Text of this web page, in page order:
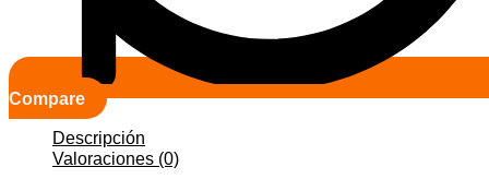
Compare
Descripción
Valoraciones (0)